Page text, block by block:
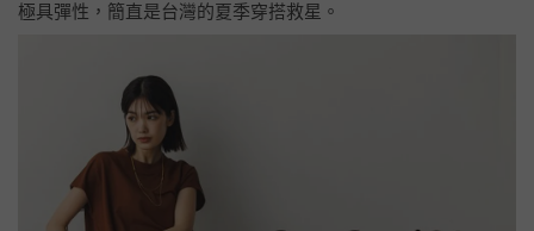
極具彈性，簡直是台灣的夏季穿搭救星。